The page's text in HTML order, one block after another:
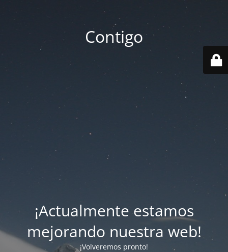
Contigo
¡Actualmente estamos
mejorando nuestra web!
¡Volveremos pronto!